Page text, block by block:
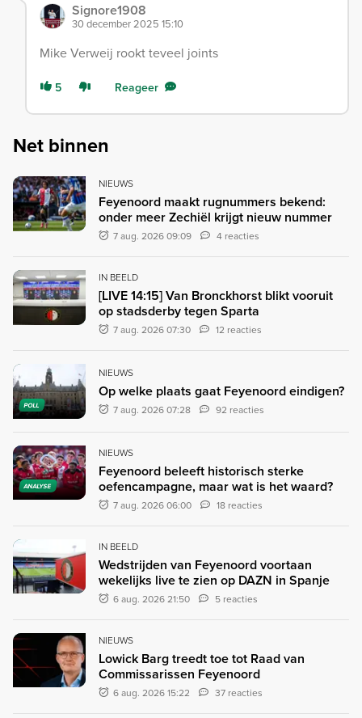
Signore1908
30 december 2025 15:10
Mike Verweij rookt teveel joints
5 Reageer
Net binnen
NIEUWS
Feyenoord maakt rugnummers bekend:
onder meer Zechiël krijgt nieuw nummer
7 aug. 2026 09:09 4 reacties
IN BEELD
[LIVE 14:15] Van Bronckhorst blikt vooruit
op stadsderby tegen Sparta
7 aug. 2026 07:30 12 reacties
POLL
NIEUWS
Op welke plaats gaat Feyenoord eindigen?
7 aug. 2026 07:28 92 reacties
ANALYSE
NIEUWS
Feyenoord beleeft historisch sterke
oefencampagne, maar wat is het waard?
7 aug. 2026 06:00 18 reacties
IN BEELD
Wedstrijden van Feyenoord voortaan
wekelijks live te zien op DAZN in Spanje
6 aug. 2026 21:50 5 reacties
NIEUWS
Lowick Barg treedt toe tot Raad van
Commissarissen Feyenoord
6 aug. 2026 15:22 37 reacties